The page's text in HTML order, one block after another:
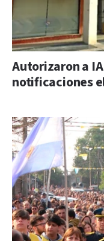
Autorizaron a
notificaciones